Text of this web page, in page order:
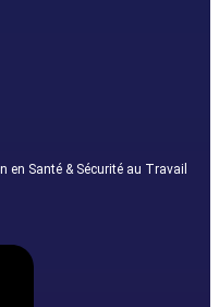
Santé & Sécurité au Travail